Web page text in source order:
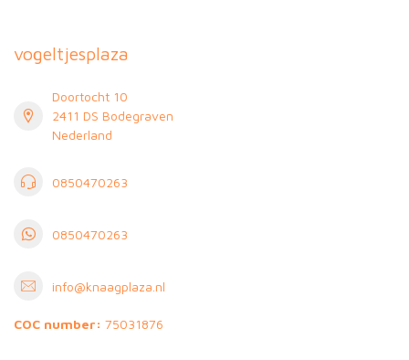
vogeltjesplaza
Doortocht 10
2411 DS Bodegraven
Nederland
0850470263
0850470263
info@knaagplaza.nl
COC number: 75031876